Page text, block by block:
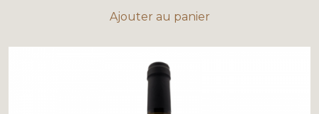
Ajouter au panier